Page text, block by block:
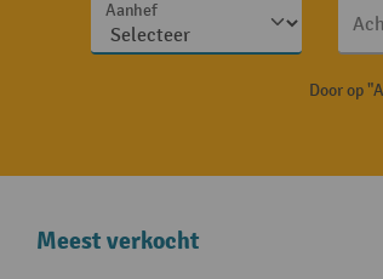
Aanhef
Door op
Meest verkocht